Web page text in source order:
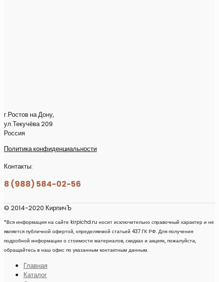
г.Ростов на Дону,
ул.Текучёва 209
Россия
Политика конфиденциальности
Контакты:
8 (988) 584-02-56
© 2014-2020 КирпичЪ
*Вся информация на сайте kirpichd.ru носит исключительно справочный характер и не
является публичной офертой, определяемой статьей 437 ГК РФ. Для получения
подробной информации о стоимости материалов, скидках и акциях, пожалуйста,
обращайтесь в наш офис по указанным контактным данным.
Главная
Каталог